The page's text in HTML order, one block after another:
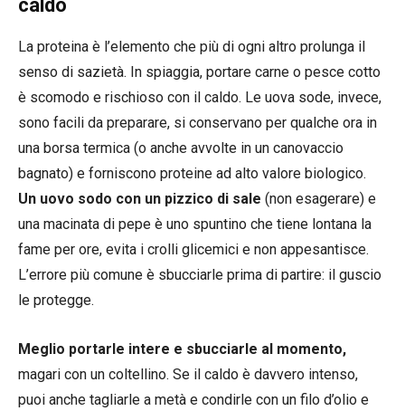
caldo
La proteina è l’elemento che più di ogni altro prolunga il
senso di sazietà. In spiaggia, portare carne o pesce cotto
è scomodo e rischioso con il caldo. Le uova sode, invece,
sono facili da preparare, si conservano per qualche ora in
una borsa termica (o anche avvolte in un canovaccio
bagnato) e forniscono proteine ad alto valore biologico.
Un uovo sodo con un pizzico di sale (non esagerare) e
una macinata di pepe è uno spuntino che tiene lontana la
fame per ore, evita i crolli glicemici e non appesantisce.
L’errore più comune è sbucciarle prima di partire: il guscio
le protegge.
Meglio portarle intere e sbucciarle al momento,
magari con un coltellino. Se il caldo è davvero intenso,
puoi anche tagliarle a metà e condirle con un filo d’olio e